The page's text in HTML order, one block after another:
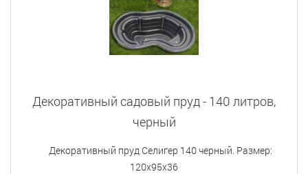
Декоративный садовый пруд - 140 литров,
черный
Декоративный пруд Селигер 140 черный. Размер:
120х95х36